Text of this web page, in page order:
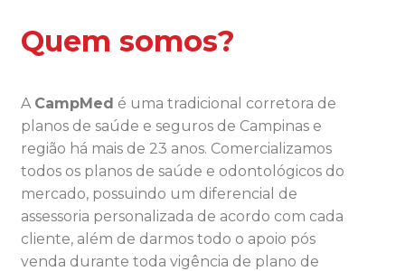
Quem somos?
A CampMed é uma tradicional corretora de
planos de saúde e seguros de Campinas e
região há mais de 23 anos. Comercializamos
todos os planos de saúde e odontológicos do
mercado, possuindo um diferencial de
assessoria personalizada de acordo com cada
cliente, além de darmos todo o apoio pós
venda durante toda vigência de plano de